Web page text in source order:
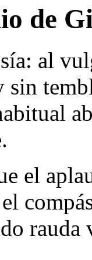
de
al
sin
el
rauda